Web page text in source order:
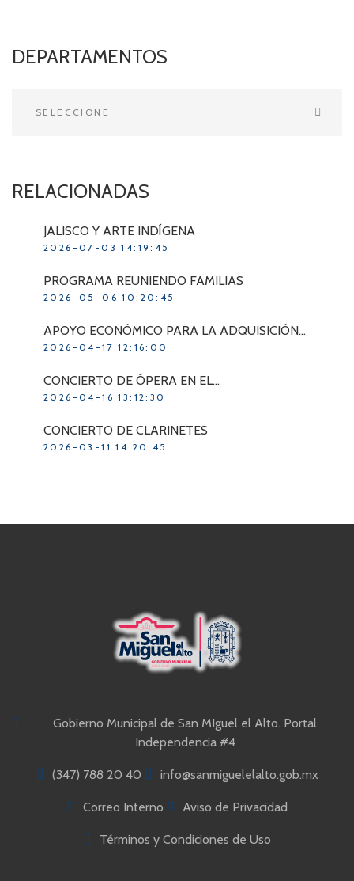
DEPARTAMENTOS
RELACIONADAS
JALISCO Y ARTE INDÍGENA
2026-07-03 14:19:45
PROGRAMA REUNIENDO FAMILIAS
2026-05-06 10:20:45
APOYO ECONÓMICO PARA LA ADQUISICIÓN…
2026-04-17 12:16:00
CONCIERTO DE ÓPERA EN EL…
2026-04-16 13:12:30
CONCIERTO DE CLARINETES
2026-03-11 14:20:45
Gobierno Municipal de San MIguel el Alto. Portal
Independencia #4
(347) 788 20 40 info@sanmiguelelalto.gob.mx
Correo Interno Aviso de Privacidad
Términos y Condiciones de Uso